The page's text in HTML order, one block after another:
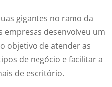
gigantes no ramo da
empresas desenvolveu um
objetivo de atender as
de negócio e facilitar a
de escritório.